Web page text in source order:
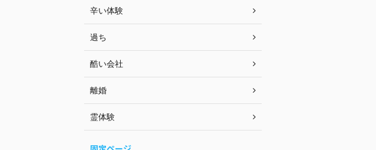
辛い体験
過ち
酷い会社
離婚
霊体験